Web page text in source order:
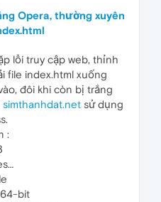
Opera, thường xuyên
lỗi truy cập web, thỉnh
file index.html xuống
đôi khi còn bị trắng
simthanhdat.net sử dụng
:
64-bit